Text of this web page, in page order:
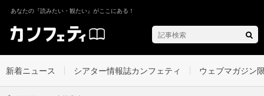
あなたの『読みたい・観たい』がここにある！
新着ニュース シアター情報誌カンフェティ ウェブマガジン